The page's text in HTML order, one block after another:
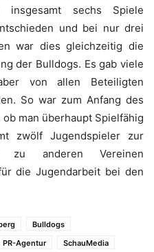
insgesamt sechs Spiele
und bei nur drei
war dies gleichzeitig die
der Bulldogs. Es gab viele
von allen Beteiligten
So war zum Anfang des
man überhaupt Spielfähig
zwölf Jugendspieler zur
zu anderen Vereinen
die Jugendarbeit bei den
Bulldogs
PR-Agentur
SchauMedia